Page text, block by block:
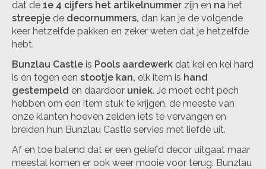
dat de 1e 4 cijfers het artikelnummer zijn en na het
streepje de decornummers, dan kan je de volgende
keer hetzelfde pakken en zeker weten dat je hetzelfde
hebt.
Bunzlau Castle is Pools aardewerk dat kei en kei hard
is en tegen een stootje kan, elk item is hand
gestempeld en daardoor uniek. Je moet echt pech
hebben om een item stuk te krijgen, de meeste van
onze klanten hoeven zelden iets te vervangen en
breiden hun Bunzlau Castle servies met liefde uit.
Af en toe balend dat er een geliefd decor uitgaat maar
meestal komen er ook weer mooie voor terug. Bunzlau